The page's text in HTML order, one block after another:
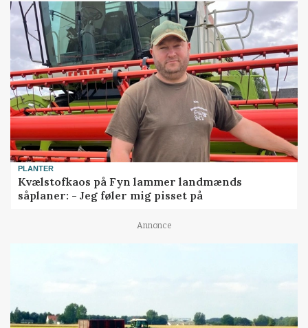
PLANTER
Kvælstofkaos på Fyn lammer landmænds
såplaner: - Jeg føler mig pisset på
Annonce